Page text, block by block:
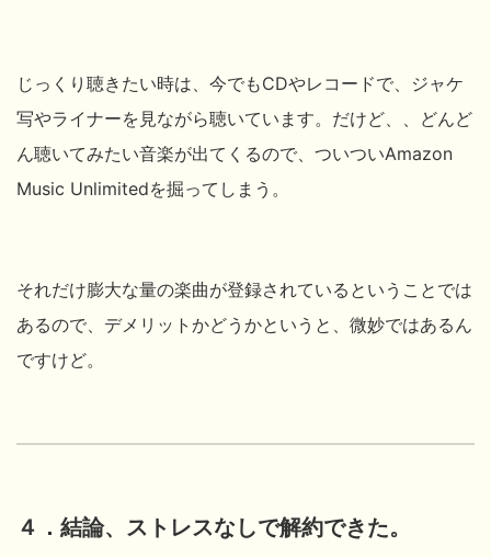
じっくり聴きたい時は、今でもCDやレコードで、ジャケ
写やライナーを見ながら聴いています。だけど、、どんど
ん聴いてみたい音楽が出てくるので、ついついAmazon
Music Unlimitedを掘ってしまう。
それだけ膨大な量の楽曲が登録されているということでは
あるので、デメリットかどうかというと、微妙ではあるん
ですけど。
４．結論、ストレスなしで解約できた。